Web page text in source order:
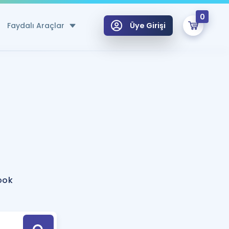
Faydalı Araçlar
Hesaplama Aracı
için Öneriler
Tek Takvimde
Üye Girişi
0
Hoca ile seni sınava hazırlayacak onlarca eğitim seni bekliyor!